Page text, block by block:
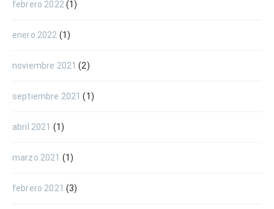
febrero 2022 (1)
enero 2022 (1)
noviembre 2021 (2)
septiembre 2021 (1)
abril 2021 (1)
marzo 2021 (1)
febrero 2021 (3)